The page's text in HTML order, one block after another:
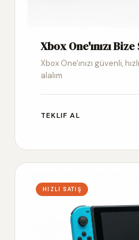
Xbox One'ınızı Bize
Xbox One'ınızı güvenli,
alalım
TEKLIF AL
HIZLI SATIŞ